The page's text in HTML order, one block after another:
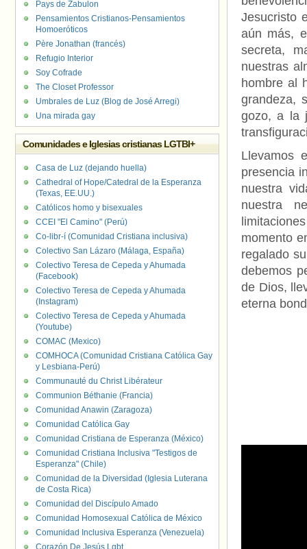
Jesucristo
aún más,
secreta,
nuestras
hombre al
grandeza,
gozo, a la
Llevamos
presencia
nuestra
nuestra
momento
regalado
debemos
de Dios,
eterna
Pays de Zabulon
Pensamientos Cristianos-Pensamientos
Homoeróticos
Père Jonathan (francés)
Refugio Interior
Soy Cofrade
The Closet Professor
Umbrales de Luz (Blog de José Arregi)
Una mirada gay
Comunidades e Iglesias cristianas LGTBI+
Casa de Luz (dejando huella)
Cathedral of Hope/Catedral de la Esperanza
(Texas, EE.UU.)
Católicos homo y bisexuales
CCEI "El Camino" (Perú)
Co-libr-í (Comunidad Cristiana inclusiva)
Colectivo San Lázaro (Málaga, España)
Colectivo Teresa de Cepeda y Ahumada
(Facebook)
Colectivo Teresa de Cepeda y Ahumada
(Instagram)
Colectivo Teresa de Cepeda y Ahumada
(Youtube)
COMAC (Mexico)
COMHOCA (Comunidad Cristiana Católica Gay
y Lesbiana-Perú)
Communauté du Christ Libérateur
Communion Béthanie (Francia)
Comunidad Anawin (Zaragoza)
Comunidad Católica Gay
Comunidad Cristiana de Esperanza (México)
Comunidad Cristiana Inclusiva "Testigos de
Esperanza" (Chile)
Comunidad de la Diversidad (Iglesia Luterana
de Costa Rica)
Comunidad del Discípulo Amado
Comunidad Homosexual Católica de México
Comunidad Inclusiva Esperanza (Venezuela)
Corazón De Jesús Lgbt